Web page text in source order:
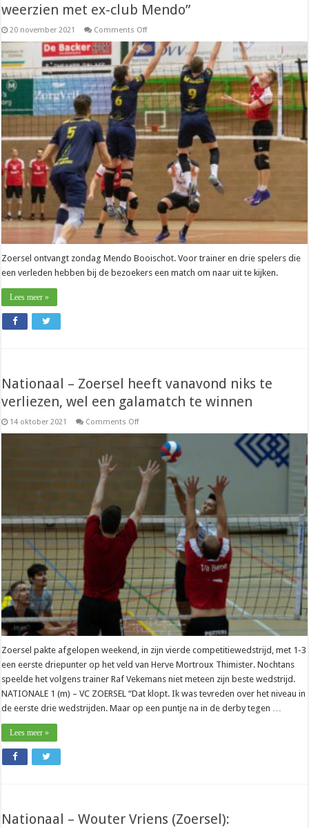
weerzien met ex-club Mendo”
20 november 2021 Comments Offon
–
Jorrit
Jespers
(Zoersel):
“Leuk
weerzien
met
ex-
Mendo”
Zoersel ontvangt zondag Mendo Booischot. Voor trainer en drie spelers die
een verleden hebben bij de bezoekers een match om naar uit te kijken.
Lees meer »
Nationaal – Zoersel heeft vanavond niks te
verliezen, wel een galamatch te winnen
14 oktober 2021 Comments Offon
Zoersel
vanavond
niks
te
verliezen,
wel
een
galamatch
te
winnen
Zoersel pakte afgelopen weekend, in zijn vierde competitiewedstrijd, met 1-3
een eerste driepunter op het veld van Herve Mortroux Thimister. Nochtans
speelde het volgens trainer Raf Vekemans niet meteen zijn beste wedstrijd.
NATIONALE 1 (m) – VC ZOERSEL “Dat klopt. Ik was tevreden over het niveau in
de eerste drie wedstrijden. Maar op een puntje na in de derby tegen …
Lees meer »
Nationaal – Wouter Vriens (Zoersel):